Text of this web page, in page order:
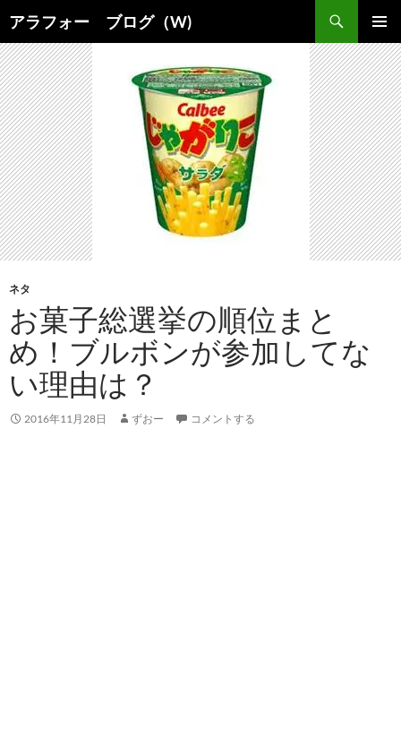
ン
テ
ン
ツ
へ
ス
キ
ッ
プ
アラフォー ブログ（W)
索
メインメ
ニュー
ネタ
お菓子総選挙の順位まと
め！ブルボンが参加してな
い理由は？
2016年11月28日 ずおー コメントする